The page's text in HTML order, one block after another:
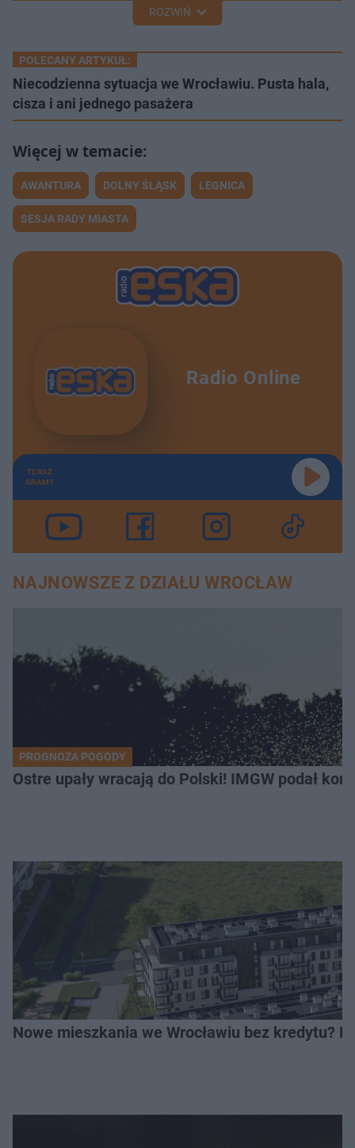
ROZWIŃ
POLECANY ARTYKUŁ:
Niecodzienna sytuacja we Wrocławiu. Pusta hala,
cisza i ani jednego pasażera
AWANTURA DOLNY ŚLĄSK LEGNICA
SESJA RADY MIASTA
Radio Online
TERAZ
GRAMY
NAJNOWSZE Z DZIAŁU WROCŁAW
PROGNOZA POGODY
Ostre upały wracają do Polski! IMGW podał
Nowe mieszkania we Wrocławiu bez kredytu?